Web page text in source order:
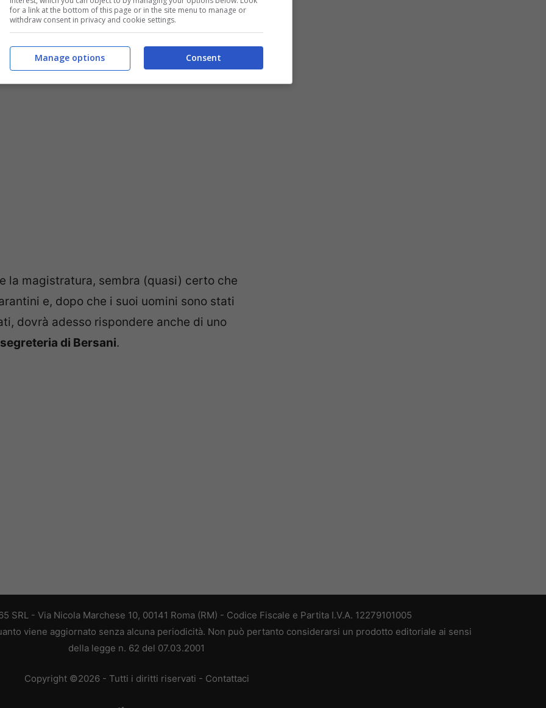
liceità per 55 milioni di euro, che
di Tarantini e che vedrebbero coinvolti
della giunta di Nichi Vendola e
la magistratura, sembra (quasi) certo che
e, dopo che i suoi uomini sono stati
dovrà adesso rispondere anche di uno
di Bersani.
SRL - Via Nicola Marchese 10, 00141 Roma (RM) - Codice Fiscale e Partita I.V.A. 12279101005
viene aggiornato senza alcuna periodicità. Non può pertanto considerarsi un prodotto editoriale ai sensi
della legge n. 62 del 07.03.2001
Copyright ©2026 - Tutti i diritti riservati - Contattaci
for a link at the bottom of this page or in the site menu to manage or
withdraw consent in privacy and cookie settings.
Consent
Manage options